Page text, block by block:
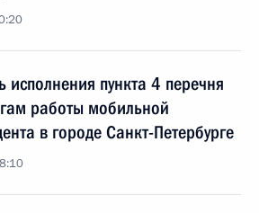
исполнения пункта 4 перечня
работы мобильной
в городе Санкт-Петербурге